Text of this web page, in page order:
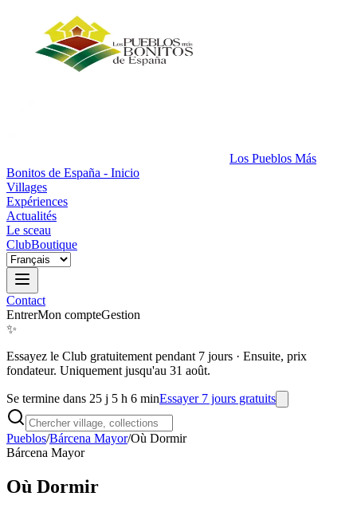
Los Pueblos Más
Bonitos de España - Inicio
Villages
Expériences
Actualités
Le sceau
ClubBoutique
Contact
EntrerMon compteGestion
✨
Essayez le Club gratuitement pendant 7 jours · Ensuite, prix
fondateur. Uniquement jusqu'au 31 août.
Se termine dans 25 j 5 h 6 minEssayer 7 jours gratuits
Pueblos/Bárcena Mayor/Où Dormir
Bárcena Mayor
Où Dormir